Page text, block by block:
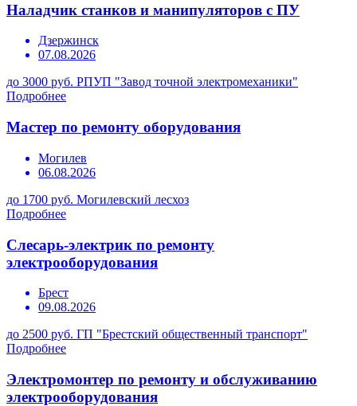
Наладчик станков и манипуляторов с ПУ
Дзержинск
07.08.2026
до 3000 руб. РПУП "Завод точной электромеханики"
Подробнее
Мастер по ремонту оборудования
Могилев
06.08.2026
до 1700 руб. Могилевский лесхоз
Подробнее
Слесарь-электрик по ремонту
электрооборудования
Брест
09.08.2026
до 2500 руб. ГП "Брестский общественный транспорт"
Подробнее
Электромонтер по ремонту и обслуживанию
электрооборудования